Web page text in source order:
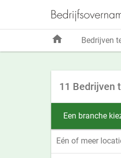
11 Bedrijven
Een branche
Eén of meer
home Bedrijven